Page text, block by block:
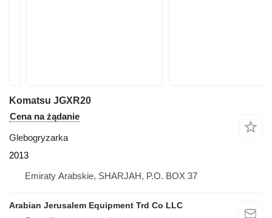
Komatsu JGXR20
Cena na żądanie
Glebogryzarka
2013
Emiraty Arabskie, SHARJAH, P.O. BOX 37
Arabian Jerusalem Equipment Trd Co LLC